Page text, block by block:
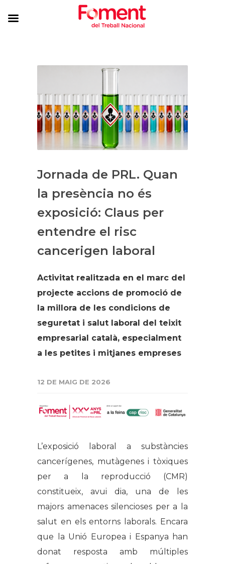
Jornada de PRL. Quan
la presència no és
exposició: Claus per
entendre el risc
cancerigen laboral
Activitat realitzada en el marc del
projecte accions de promoció de
la millora de les condicions de
seguretat i salut laboral del teixit
empresarial català, especialment
a les petites i mitjanes empreses
12 DE MAIG DE 2026
L’exposició laboral a substàncies
cancerígenes, mutàgenes i tòxiques
per a la reproducció (CMR)
constitueix, avui dia, una de les
majors amenaces silencioses per a la
salut en els entorns laborals. Encara
que la Unió Europea i Espanya han
donat resposta amb múltiples